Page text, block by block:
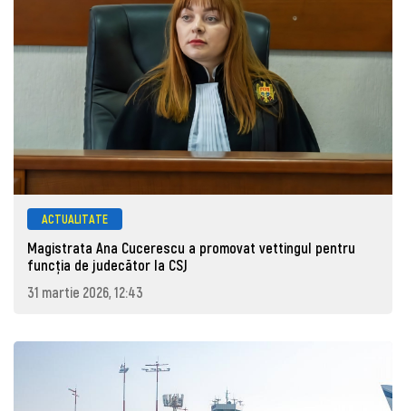
ACTUALITATE
Magistrata Ana Cucerescu a promovat vettingul pentru
funcția de judecător la CSJ
31 martie 2026, 12:43